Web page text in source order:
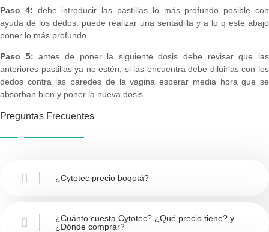
Paso 4: debe introducir las pastillas lo más profundo posible con
ayuda de los dedos, puede realizar una sentadilla y a lo q este abajo
poner lo más profundo.
Paso 5: antes de poner la siguiente dosis debe revisar que las
anteriores pastillas ya no estén, si las encuentra debe diluirlas con los
dedos contra las paredes de la vagina esperar media hora que se
absorban bien y poner la nueva dosis.
Preguntas Frecuentes
¿Cytotec precio bogotá?
¿Cuánto cuesta Cytotec? ¿Qué precio tiene? y
¿Dónde comprar?